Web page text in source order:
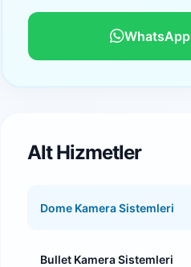
WhatsApp
Alt Hizmetler
Dome Kamera Sistemleri
Bullet Kamera Sistemleri